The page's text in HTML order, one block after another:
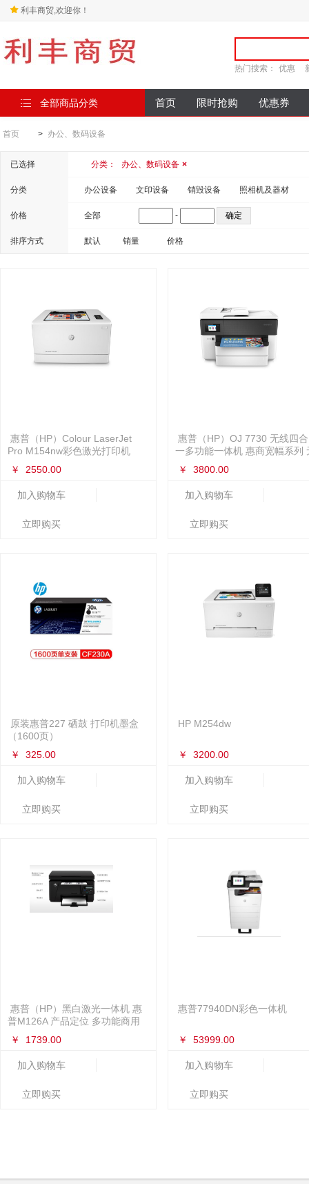
利丰商贸,欢迎你！
热门搜索： 优惠
全部商品分类 首页 限时抢购 优惠券
首页 > 办公、数码设备
已选择 分类： 办公、数码设备 ×
分类 办公设备 文印设备 销毁设备 照相机及器材
价格 全部 -
排序方式 默认 销量 价格
惠普（HP）Colour LaserJet
Pro M154nw彩色激光打印机
￥ 2550.00
加入购物车
立即购买
惠普（HP）OJ 7730 无线四合
一多功能一体机 惠商宽幅系列
（7740简配版）
￥ 3800.00
加入购物车
立即购买
原装惠普227 硒鼓 打印机墨盒
（1600页）
￥
325.00
加入购物车
立即购买
HP M254dw
￥ 3200.00
加入购物车
立即购买
惠普（HP）黑白激光一体机 惠
普M126A 产品定位 多功能商用
￥ 1739.00
加入购物车
立即购买
惠普77940DN彩色一体机
￥ 53999.00
加入购物车
立即购买